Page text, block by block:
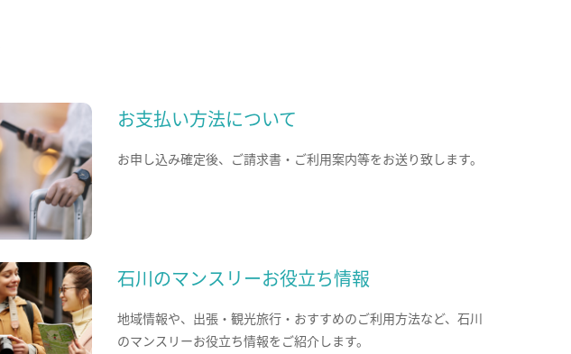
お支払い方法について
お申し込み確定後、ご請求書・ご利用案内等をお送り致します。
石川のマンスリーお役立ち情報
地域情報や、出張・観光旅行・おすすめのご利用方法など、石川
のマンスリーお役立ち情報をご紹介します。